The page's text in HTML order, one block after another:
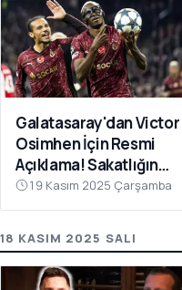
Galatasaray'dan Victor
Osimhen İçin Resmi
Açıklama! Sakatlığın
Son Durumu Belli Oldu
19 Kasım 2025 Çarşamba
18 KASIM 2025 SALI